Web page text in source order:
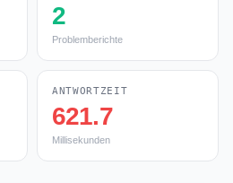
2
Problemberichte
ANTWORTZEIT
621.7
Millisekunden